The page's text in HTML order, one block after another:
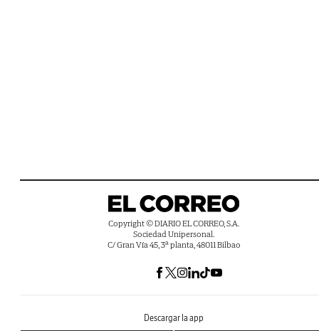
Copyright © DIARIO EL CORREO, S.A.
Sociedad Unipersonal.
C/ Gran Vía 45, 3ª planta, 48011 Bilbao
Descargar la app